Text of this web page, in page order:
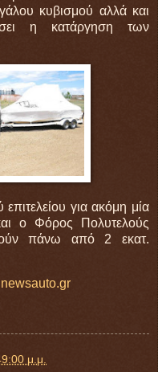
κυβισμού αλλά και
η κατάργηση των
για ακόμη μία
ο Φόρος Πολυτελούς
πάνω από 2 εκατ.
μ.μ.